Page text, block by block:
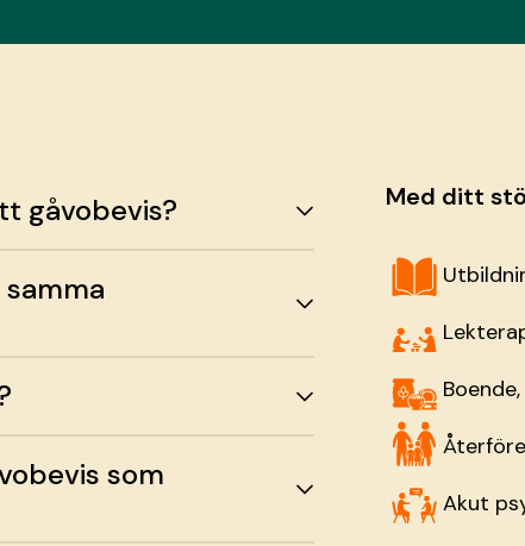
gåvobevis?
som
Med ditt
Akut